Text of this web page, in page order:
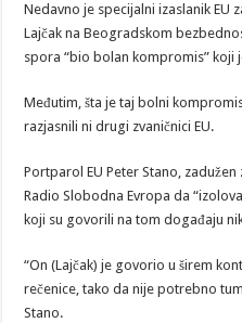
Nedavno je specijalni izaslanik EU
Lajčak na Beogradskom
spora “bio bolan kompromis” koji
Međutim, šta je taj bolni
razjasnili ni drugi zvaničnici EU.
Portparol EU Peter Stano,
Radio Slobodna Evropa da
koji su govorili na tom događaju
“On (Lajčak) je govorio u širem
rečenice, tako da nije potrebno
Stano.